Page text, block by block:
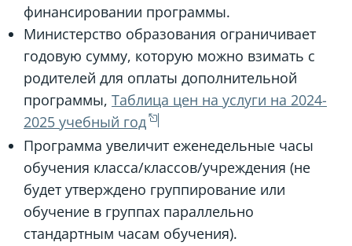
финансировании программы.
Министерство образования ограничивает
годовую сумму, которую можно взимать с
родителей для оплаты дополнительной
программы, Таблица цен на услуги на 2024-
2025 учебный год
Программа увеличит еженедельные часы
обучения класса/классов/учреждения (не
будет утверждено группирование или
обучение в группах параллельно
стандартным часам обучения).